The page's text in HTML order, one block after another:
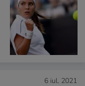
6 iul. 2021